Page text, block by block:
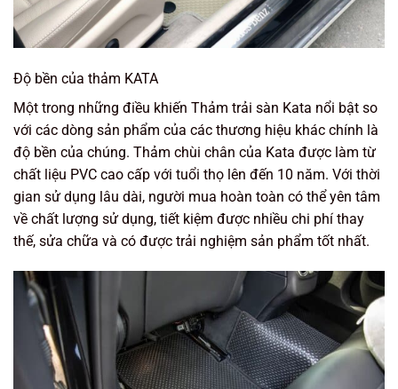
Độ bền của thảm KATA
Một trong những điều khiến Thảm trải sàn Kata nổi bật so
với các dòng sản phẩm của các thương hiệu khác chính là
độ bền của chúng. Thảm chùi chân của Kata được làm từ
chất liệu PVC cao cấp với tuổi thọ lên đến 10 năm. Với thời
gian sử dụng lâu dài, người mua hoàn toàn có thể yên tâm
về chất lượng sử dụng, tiết kiệm được nhiều chi phí thay
thế, sửa chữa và có được trải nghiệm sản phẩm tốt nhất.